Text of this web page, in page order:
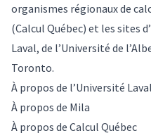
organismes régionaux de
(Calcul Québec) et les sites
Laval, de l’Université de
Toronto.
À propos de l’Université Laval
À propos de Mila
À propos de Calcul Québec